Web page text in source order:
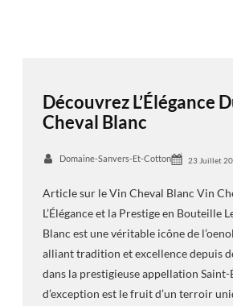
Découvrez L’Élégance
Cheval Blanc
Domaine-Sanvers-Et-Cotton 23 Juillet
Article sur le Vin Cheval Blanc Vin
L’Élégance et la Prestige en Bouteille
Blanc est une véritable icône de
alliant tradition et excellence depuis
dans la prestigieuse appellation
d’exception est le fruit d’un terroir